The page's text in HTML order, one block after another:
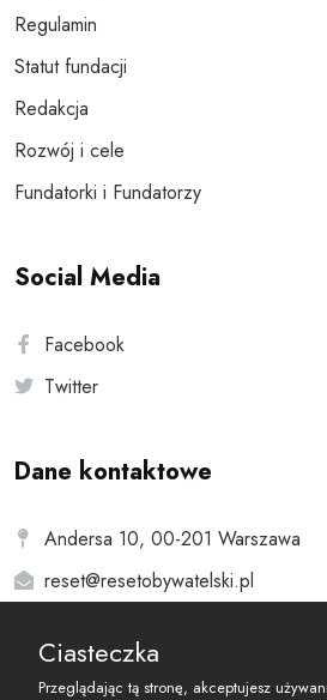
Regulamin
Statut fundacji
Redakcja
Rozwój i cele
Fundatorki i Fundatorzy
Social Media
Facebook
Twitter
Dane kontaktowe
Andersa 10, 00-201 Warszawa
reset@resetobywatelski.pl
Ciasteczka
Przeglądając tą stronę, akceptujesz